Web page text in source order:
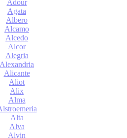
Adour
Agata
Albero
Alcamo
Alcedo
Alcor
Alegria
Alexandria
Alicante
Aliot
Alix
Alma
Alta
Alva
Alvin